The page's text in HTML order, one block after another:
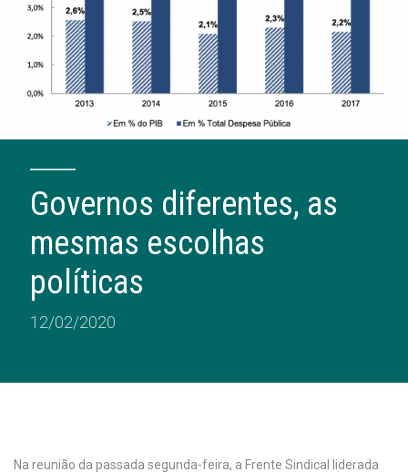
Governos diferentes, as
mesmas escolhas
políticas
12/02/2020
Na reunião da passada segunda-feira, a Frente Sindical liderada